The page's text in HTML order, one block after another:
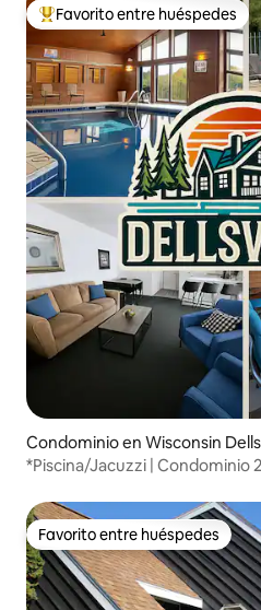
De los mejores en Favorito
Favorito entre huéspedes
Condominio en Wisconsin Dells
*Piscina/Jacuzzi | Condominio
Favorito entre huéspedes
Favorito entre huéspedes